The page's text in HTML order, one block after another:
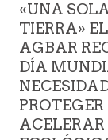
«UNA
TIERRA»
AGBAR
DÍA